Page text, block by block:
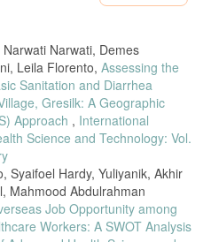
health,” Med. J. Indones.,
Tudorache, R. Motișan, and C.
— the (in) visible risk factor for
Pollut. Res., pp. 19615–19628,
Enzim Bakteri Pada
Pengolahan Kulit Mutakhir,” Semin.
2020.
“A review of sulfur dioxide and
in greater Cairo, Egypt,” Int. J.
3, pp. 56–68, 2020, doi:
Narwati, Demes
Leila Florento, Assessing the
Sanitation and Diarrhea
Gresilk: A Geographic
Approach , International
Science and Technology: Vol.
Syaifoel Hardy, Yuliyanik, Akhir
Mahmood Abdulrahman
Job Opportunity among
Workers: A SWOT Analysis